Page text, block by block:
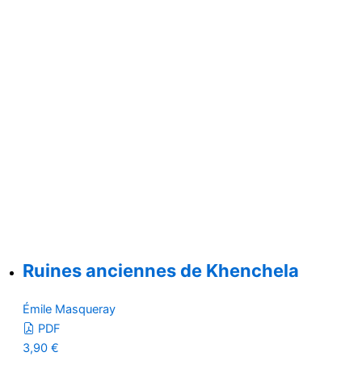
Ruines anciennes de Khenchela
Émile Masqueray
PDF
3,90 €